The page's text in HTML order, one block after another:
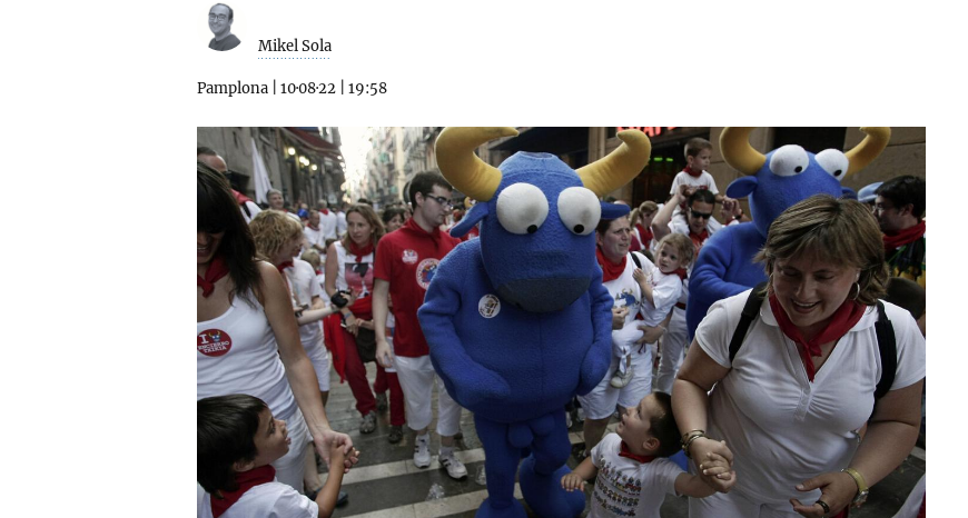
Mikel Sola
Pamplona 10·08·22 19:58